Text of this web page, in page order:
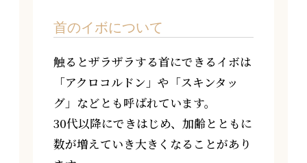
首のイボについて
触るとザラザラする首にできるイボは
「アクロコルドン」や「スキンタッ
グ」などとも呼ばれています。
30代以降にできはじめ、加齢とともに
数が増えていき大きくなることがあり